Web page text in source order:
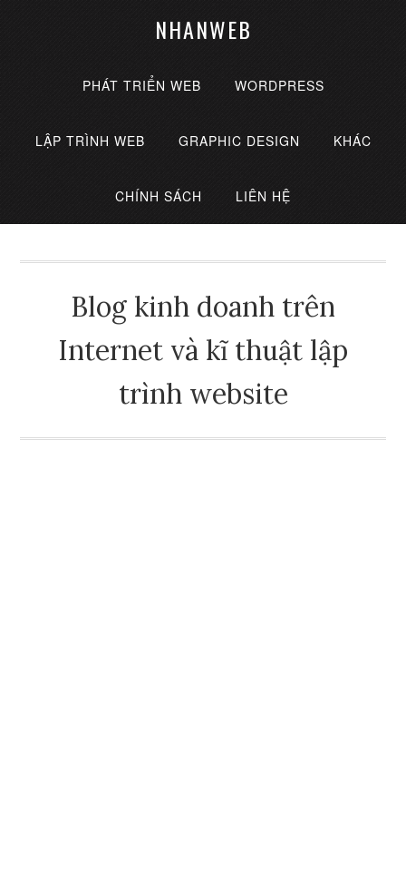
NHANWEB
PHÁT TRIỂN WEB WORDPRESS
LẬP TRÌNH WEB GRAPHIC DESIGN KHÁC
CHÍNH SÁCH LIÊN HỆ
Blog kinh doanh trên
Internet và kĩ thuật lập
trình website